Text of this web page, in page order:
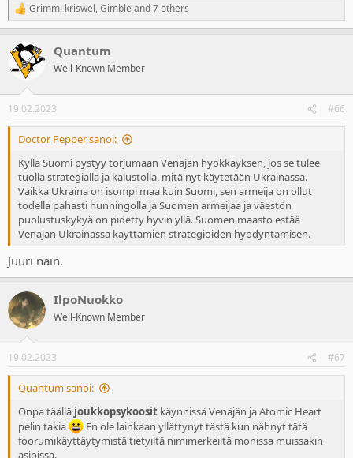
R
e
c
t
i
s
:
Grimm, kriswel, Gimble and 7 others
Quantum
Well-Known Member
19.02.2023 #66
Doctor Pepper sanoi:
Kyllä Suomi pystyy torjumaan Venäjän hyökkäyksen, jos se tulee
tuolla strategialla ja kalustolla, mitä nyt käytetään Ukrainassa.
Vaikka Ukraina on isompi maa kuin Suomi, sen armeija on ollut
todella pahasti hunningolla ja Suomen armeijaa ja väestön
puolustuskykyä on pidetty hyvin yllä. Suomen maasto estää
Venäjän Ukrainassa käyttämien strategioiden hyödyntämisen.
Juuri näin.
IlpoNuokko
Well-Known Member
19.02.2023 #67
Quantum sanoi:
Onpa täällä joukkopsykoosit käynnissä Venäjän ja Atomic Heart
pelin takia
En ole lainkaan yllättynyt tästä kun nähnyt tätä
foorumikäyttäytymistä tietyiltä nimimerkeiltä monissa muissakin
asioissa.